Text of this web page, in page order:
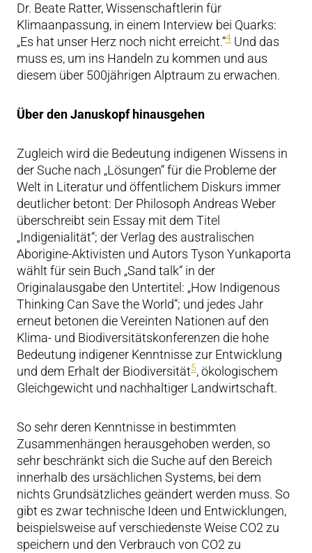
Dr. Beate Ratter, Wissenschaftlerin für
Klimaanpassung, in einem Interview bei Quarks:
„Es hat unser Herz noch nicht erreicht.“4 Und das
muss es, um ins Handeln zu kommen und aus
diesem über 500jährigen Alptraum zu erwachen.
Über den Januskopf hinausgehen
Zugleich wird die Bedeutung indigenen Wissens in
der Suche nach „Lösungen“ für die Probleme der
Welt in Literatur und öffentlichem Diskurs immer
deutlicher betont: Der Philosoph Andreas Weber
überschreibt sein Essay mit dem Titel
„Indigenialität“; der Verlag des australischen
Aborigine-Aktivisten und Autors Tyson Yunkaporta
wählt für sein Buch „Sand talk“ in der
Originalausgabe den Untertitel: „How Indigenous
Thinking Can Save the World“; und jedes Jahr
erneut betonen die Vereinten Nationen auf den
Klima- und Biodiversitätskonferenzen die hohe
Bedeutung indigener Kenntnisse zur Entwicklung
und dem Erhalt der Biodiversität5, ökologischem
Gleichgewicht und nachhaltiger Landwirtschaft.
So sehr deren Kenntnisse in bestimmten
Zusammenhängen herausgehoben werden, so
sehr beschränkt sich die Suche auf den Bereich
innerhalb des ursächlichen Systems, bei dem
nichts Grundsätzliches geändert werden muss. So
gibt es zwar technische Ideen und Entwicklungen,
beispielsweise auf verschiedenste Weise CO2 zu
speichern und den Verbrauch von CO2 zu